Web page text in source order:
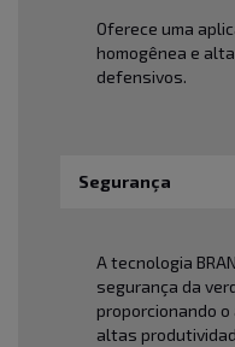
Oferece uma
homogênea e
defensivos.
Segurança
A tecnologia
segurança da
proporcionando
altas